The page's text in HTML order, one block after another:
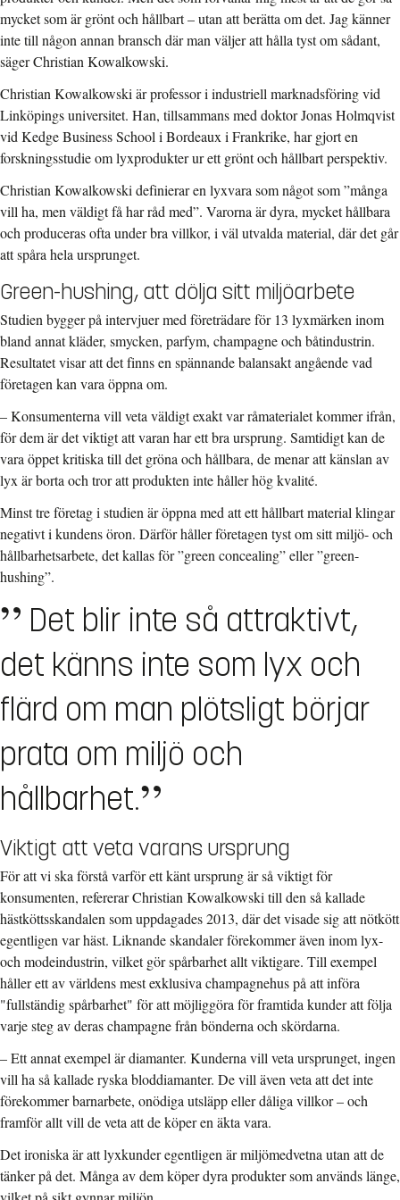
mycket som är grönt och hållbart – utan att berätta om det. Jag känner
inte till någon annan bransch där man väljer att hålla tyst om sådant,
säger Christian Kowalkowski.
Christian Kowalkowski är professor i industriell marknadsföring vid
Linköpings universitet. Han, tillsammans med doktor Jonas Holmqvist
vid Kedge Business School i Bordeaux i Frankrike, har gjort en
forskningsstudie om lyxprodukter ur ett grönt och hållbart perspektiv.
Christian Kowalkowski definierar en lyxvara som något som ”många
vill ha, men väldigt få har råd med”. Varorna är dyra, mycket hållbara
och produceras ofta under bra villkor, i väl utvalda material, där det går
att spåra hela ursprunget.
Green-hushing, att dölja sitt miljöarbete
Studien bygger på intervjuer med företrädare för 13 lyxmärken inom
bland annat kläder, smycken, parfym, champagne och båtindustrin.
Resultatet visar att det finns en spännande balansakt angående vad
företagen kan vara öppna om.
– Konsumenterna vill veta väldigt exakt var råmaterialet kommer ifrån,
för dem är det viktigt att varan har ett bra ursprung. Samtidigt kan de
vara öppet kritiska till det gröna och hållbara, de menar att känslan av
lyx är borta och tror att produkten inte håller hög kvalité.
Minst tre företag i studien är öppna med att ett hållbart material klingar
negativt i kundens öron. Därför håller företagen tyst om sitt miljö- och
hållbarhetsarbete, det kallas för ”green concealing” eller ”green-
hushing”.
Det blir inte så attraktivt,
det känns inte som lyx och
flärd om man plötsligt börjar
prata om miljö och
hållbarhet.
Viktigt att veta varans ursprung
För att vi ska förstå varför ett känt ursprung är så viktigt för
konsumenten, refererar Christian Kowalkowski till den så kallade
hästköttsskandalen som uppdagades 2013, där det visade sig att nötkött
egentligen var häst. Liknande skandaler förekommer även inom lyx-
och modeindustrin, vilket gör spårbarhet allt viktigare. Till exempel
håller ett av världens mest exklusiva champagnehus på att införa
"fullständig spårbarhet" för att möjliggöra för framtida kunder att följa
varje steg av deras champagne från bönderna och skördarna.
– Ett annat exempel är diamanter. Kunderna vill veta ursprunget, ingen
vill ha så kallade ryska bloddiamanter. De vill även veta att det inte
förekommer barnarbete, onödiga utsläpp eller dåliga villkor – och
framför allt vill de veta att de köper en äkta vara.
Det ironiska är att lyxkunder egentligen är miljömedvetna utan att de
tänker på det. Många av dem köper dyra produkter som används länge,